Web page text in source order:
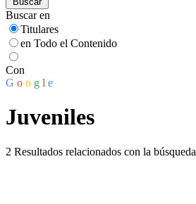
Buscar en
Titulares
en Todo el Contenido
Con
G o o g l e
Juveniles
2 Resultados relacionados con la búsqueda